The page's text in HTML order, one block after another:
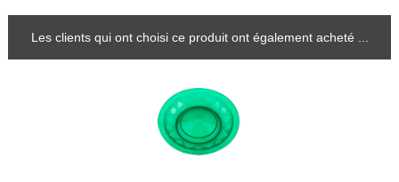
Les clients qui ont choisi ce produit ont également acheté ...